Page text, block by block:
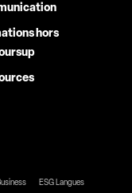
hors
ESG Langues